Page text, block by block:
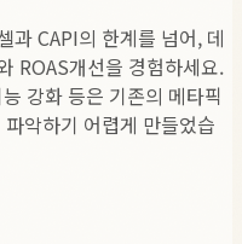
CAPI의 한계를 넘어, 데
ROAS개선을 경험하세요.
강화 등은 기존의 메타픽
악하기 어렵게 만들었습